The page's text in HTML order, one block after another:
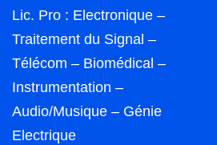
Lic. Pro : Electronique –
Traitement du Signal –
Télécom – Biomédical –
Instrumentation –
Audio/Musique – Génie
Electrique